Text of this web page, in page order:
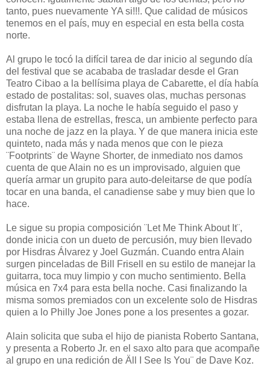
tanto, pues nuevamente YA si!!!. Que calidad de músicos
tenemos en el país, muy en especial en esta bella costa
norte.
Al grupo le tocó la difícil tarea de dar inicio al segundo día
del festival que se acababa de trasladar desde el Gran
Teatro Cibao a la bellísima playa de Cabarette, el día había
estado de postalitas: sol, suaves olas, muchas personas
disfrutan la playa. La noche le había seguido el paso y
estaba llena de estrellas, fresca, un ambiente perfecto para
una noche de jazz en la playa. Y de que manera inicia este
quinteto, nada más y nada menos que con le pieza
¨Footprints¨ de Wayne Shorter, de inmediato nos damos
cuenta de que Alain no es un improvisado, alguien que
quería armar un grupito para auto-deleitarse de que podía
tocar en una banda, el canadiense sabe y muy bien que lo
hace.
Le sigue su propia composición ¨Let Me Think About It¨,
donde inicia con un dueto de percusión, muy bien llevado
por Hisdras Álvarez y Joel Guzmán. Cuando entra Alain
surgen pinceladas de Bill Frisell en su estilo de manejar la
guitarra, toca muy limpio y con mucho sentimiento. Bella
música en 7x4 para esta bella noche. Casi finalizando la
misma somos premiados con un excelente solo de Hisdras
quien a lo Philly Joe Jones pone a los presentes a gozar.
Alain solicita que suba el hijo de pianista Roberto Santana,
y presenta a Roberto Jr. en el saxo alto para que acompañe
al grupo en una redición de Äll I See Is You¨ de Dave Koz.